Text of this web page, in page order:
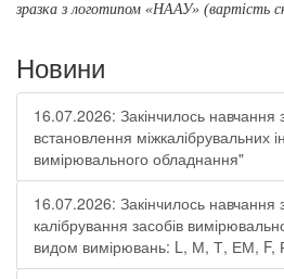
зразка з логотипом «НААУ» (вартість
Новини
16.07.2026: Закінчилось навчання
встановлення міжкалібрувальних
вимірювального обладнання"
16.07.2026: Закінчилось навчання
калібрування засобів
видом вимірювань: L, М, Т, ЕМ, F,